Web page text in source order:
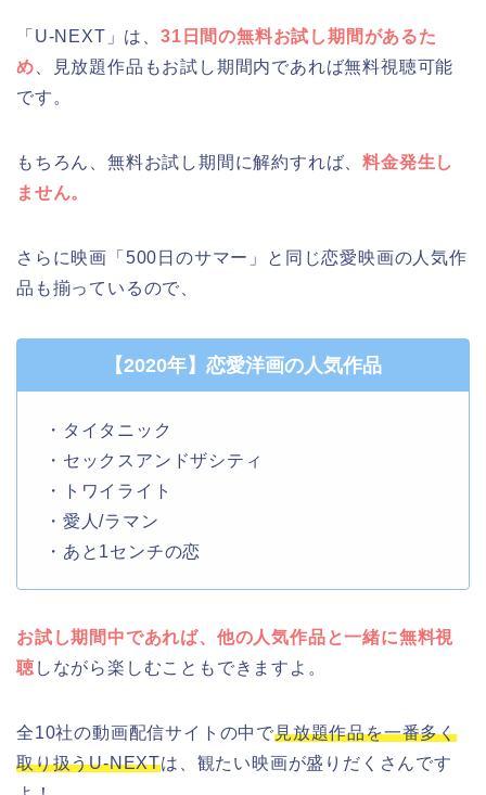
「U-NEXT」は、 31日間の無料お試し期間があるた
め 、見放題作品もお試し期間内であれば無料視聴可能
です。
もちろん、無料お試し期間に解約すれば、料金発生し
ません。
さらに映画「500日のサマー」と同じ恋愛映画の人気作
品も揃っているので、
【2020年】恋愛洋画の人気作品
・タイタニック
・セックスアンドザシティ
・トワイライト
・愛人/ラマン
・あと1センチの恋
お試し期間中であれば、他の人気作品と一緒に無料視
聴 しながら楽しむこともできますよ。
全10社の動画配信サイトの中で見放題作品を一番多く
取り扱うU-NEXTは、観たい映画が盛りだくさんです